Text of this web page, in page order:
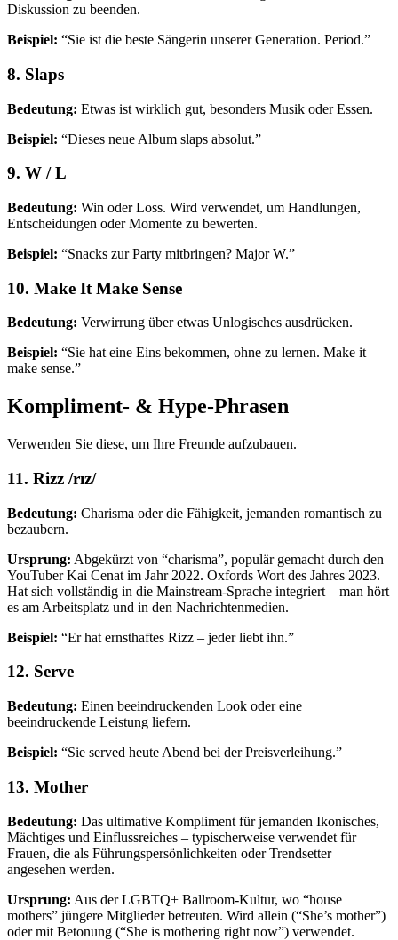
Diskussion zu beenden.
Beispiel: “Sie ist die beste Sängerin unserer Generation. Period.”
8. Slaps
Bedeutung: Etwas ist wirklich gut, besonders Musik oder Essen.
Beispiel: “Dieses neue Album slaps absolut.”
9. W / L
Bedeutung: Win oder Loss. Wird verwendet, um Handlungen,
Entscheidungen oder Momente zu bewerten.
Beispiel: “Snacks zur Party mitbringen? Major W.”
10. Make It Make Sense
Bedeutung: Verwirrung über etwas Unlogisches ausdrücken.
Beispiel: “Sie hat eine Eins bekommen, ohne zu lernen. Make it
make sense.”
Kompliment- & Hype-Phrasen
Verwenden Sie diese, um Ihre Freunde aufzubauen.
11. Rizz /rɪz/
Bedeutung: Charisma oder die Fähigkeit, jemanden romantisch zu
bezaubern.
Ursprung: Abgekürzt von “charisma”, populär gemacht durch den
YouTuber Kai Cenat im Jahr 2022. Oxfords Wort des Jahres 2023.
Hat sich vollständig in die Mainstream-Sprache integriert – man hört
es am Arbeitsplatz und in den Nachrichtenmedien.
Beispiel: “Er hat ernsthaftes Rizz – jeder liebt ihn.”
12. Serve
Bedeutung: Einen beeindruckenden Look oder eine
beeindruckende Leistung liefern.
Beispiel: “Sie served heute Abend bei der Preisverleihung.”
13. Mother
Bedeutung: Das ultimative Kompliment für jemanden Ikonisches,
Mächtiges und Einflussreiches – typischerweise verwendet für
Frauen, die als Führungspersönlichkeiten oder Trendsetter
angesehen werden.
Ursprung: Aus der LGBTQ+ Ballroom-Kultur, wo “house
mothers” jüngere Mitglieder betreuten. Wird allein (“She’s mother”)
oder mit Betonung (“She is mothering right now”) verwendet.